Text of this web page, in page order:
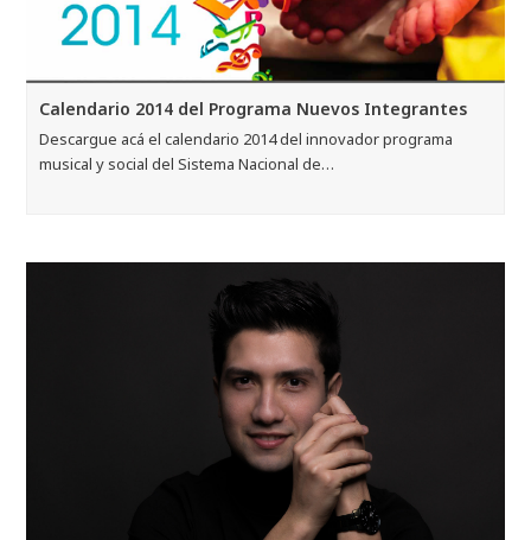
Calendario 2014 del Programa Nuevos Integrantes
Descargue acá el calendario 2014 del innovador programa
musical y social del Sistema Nacional de…